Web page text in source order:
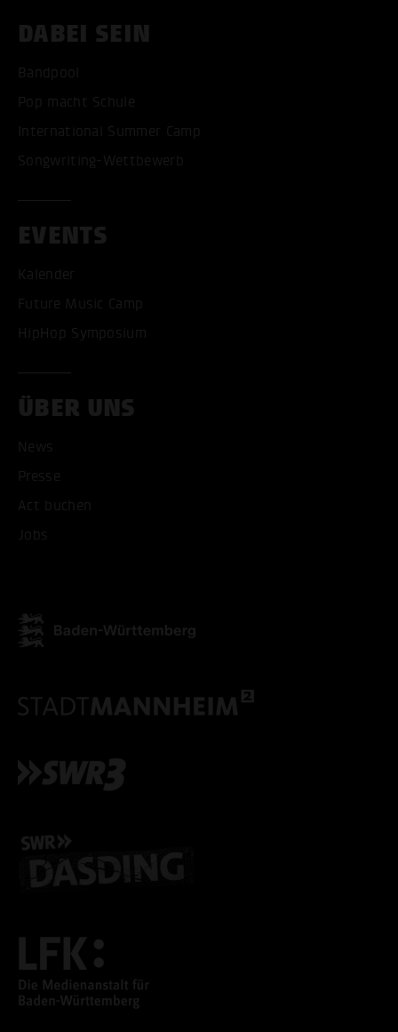
DABEI SEIN
Bandpool
Pop macht Schule
International Summer Camp
Songwriting-Wettbewerb
EVENTS
Kalender
Future Music Camp
HipHop Symposium
ÜBER UNS
News
Presse
Act buchen
Jobs